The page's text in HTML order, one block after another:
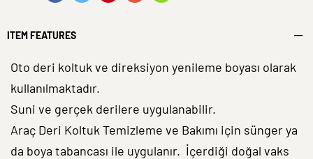
ITEM FEATURES
Oto deri koltuk ve direksiyon yenileme boyası olarak
kullanılmaktadır.
Suni ve gerçek derilere uygulanabilir.
Araç Deri Koltuk Temizleme ve Bakımı için sünger ya
da boya tabancası ile uygulanır. İçerdiği doğal vaks